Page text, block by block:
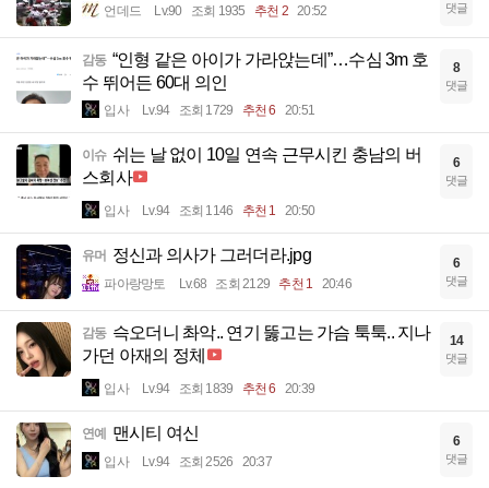
언데드 Lv.90 조회 1935 추천 2 20:52 댓글
감동 “인형 같은 아이가 가라앉는데”…수심 3m 호
수 뛰어든 60대 의인
입사 Lv.94 조회 1729 추천 6 20:51
8
댓글
이슈 쉬는 날 없이 10일 연속 근무시킨 충남의 버
스회사
입사 Lv.94 조회 1146 추천 1 20:50
6
댓글
유머 정신과 의사가 그러더라.jpg
파아랑망토 Lv.68 조회 2129 추천 1 20:46
6
댓글
감동 슥오더니 촤악.. 연기 뚫고는 가슴 툭툭.. 지나
가던 아재의 정체
입사 Lv.94 조회 1839 추천 6 20:39
14
댓글
연예 맨시티 여신
입사 Lv.94 조회 2526 20:37
6
댓글